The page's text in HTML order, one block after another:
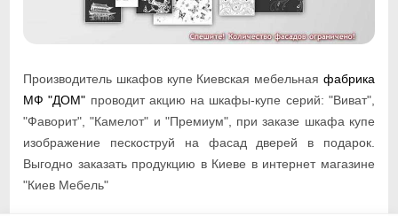
Производитель шкафов купе Киевская мебельная фабрика
МФ "ДОМ" проводит акцию на шкафы-купе серий: "Виват",
"Фаворит", "Камелот" и "Премиум", при заказе шкафа купе
изображение пескоструй на фасад дверей в подарок.
Выгодно заказать продукцию в Киеве в интернет магазине
"Киев Мебель"